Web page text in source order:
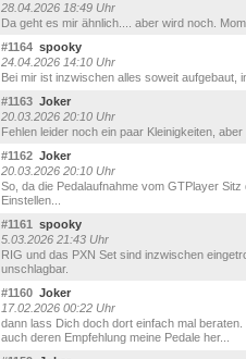
28.04.2026 18:49 Uhr
Da geht es mir ähnlich.... aber wird noch.
#1164 spooky
24.04.2026 14:10 Uhr
Bei mir ist inzwischen alles soweit
#1163 Joker
20.03.2026 20:10 Uhr
Fehlen leider noch ein paar Kleinigkeiten,
#1162 Joker
20.03.2026 20:10 Uhr
So, da die Pedalaufnahme vom GTPlayer
Einstellen...
#1161
spooky
5.03.2026 21:43 Uhr
RIG und das PXN Set sind inzwischen
unschlagbar.
#1160 Joker
17.02.2026 00:22 Uhr
dann lass Dich doch dort einfach mal
auch deren Empfehlung meine Pedale her...